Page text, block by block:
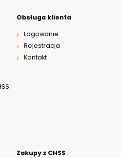
Obsługa klienta
Logowanie
Rejestracja
Kontakt
Zakupy z CHSS